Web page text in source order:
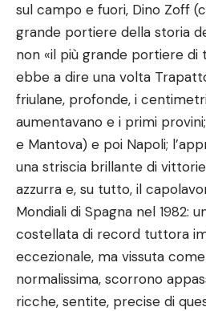
sul campo e fuori, Dino Zoff
grande portiere della storia
non «il più grande portiere
ebbe a dire una volta
friulane, profonde, i
aumentavano e i primi
e Mantova) e poi Napoli;
una striscia brillante di
azzurra e, su tutto, il
Mondiali di Spagna nel 1982:
costellata di record tuttora
eccezionale, ma vissuta
normalissima, scorrono
ricche, sentite, precise di